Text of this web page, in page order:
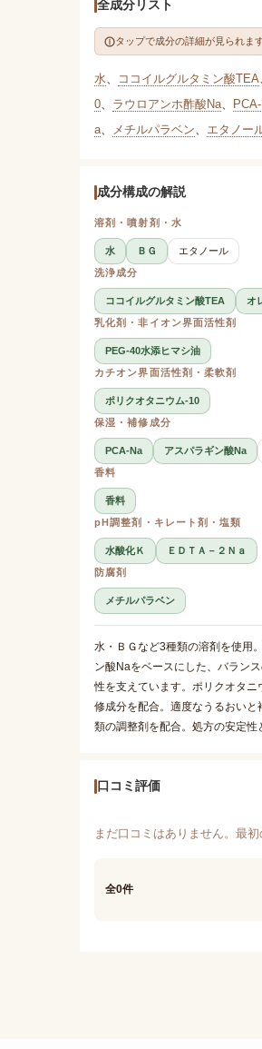
全成分リスト
タップで成分の詳細が見られま
水、 ココイルグルタミン酸TEA
0、 ラウロアンホ酢酸Na、
a、 メチルパラベン、 エタノー
成分構成の解説
溶剤・噴射剤・水
水 ＢＧ
エタノール
洗浄成分
ココイルグルタミン酸TEA オ
乳化剤・非イオン界面活性剤
PEG-40水添ヒマシ油
カチオン界面活性剤・柔軟剤
ポリクオタニウム-10
保湿・補修成分
PCA-Na アスパラギン酸Na
香料
香料
pH調整剤・キレート剤・塩類
水酸化Ｋ
ＥＤＴＡ－２Ｎａ
防腐剤
メチルパラベン
水・ＢＧなど3種類の溶剤を使用
ン酸Naをベースにした、バラン
性を支えています。ポリクオタ
修成分を配合。適度なうるおい
類の調整剤を配合。処方の安定性
口コミ評価
まだ口コミはありません。最
全0件